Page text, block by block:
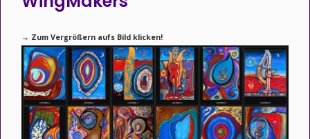
→ Zum Vergrößern aufs Bild klicken!